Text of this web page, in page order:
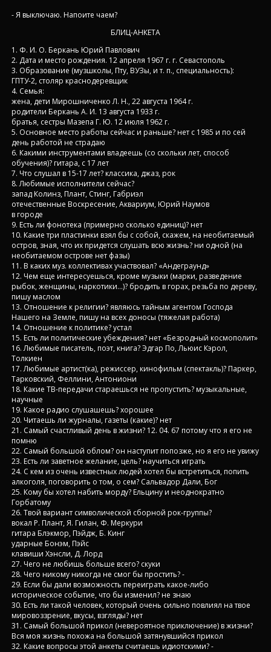
- Я выключаю. Напоите чаем?
БЛИЦ-АНКЕТА
1. Ф. И. О. Беркань Юрий Павлович
2. Дата и место рождения. 12 апреля 1967 г. г. Севастополь
3. Образование (музшколы, Пту, ВУЗы, и т. п., специальность):
ГПТУ-2, столяр краснодеревщик
4. Семья:
жена, дети Мирошниченко Л. Н., 22 августа 1964 г.
родители Беркань А. И. 13 августа 1933 г.
братья, сестры Мазепа Г. Ю. 12 июля 1962 г.
5. Основное место работы сейчас и раньше? нет с 1985 и по сей
день работой не страдаю
6. Какими инструментами владеешь (со скольки лет, способ
обучения)? гитара, с 17 лет
7. Что слушал в 15-17 лет? классика, джаз, рок
8. Любимые исполнители сейчас?
запад Колинз, Плант, Стинг, Габриэл
отечественные Воскресение, Аквариум, Юрий Наумов
в городе
9. Есть ли фонотека (примерно сколько единиц)? нет
10. Какие три пластинки взял бы с собой, скажем, на необитаемый
остров, зная, что их придется слушать всю жизнь? ни одной (на
необитаемом острове нет фазы)
11. В каких муз. коллективах участвовал? «Андеграунд»
12. Чем еще интересуешься, кроме музыки (марки, разведение
рыбок, женщины, наркотики…)? бродить в горах, резьба по дереву,
пишу маслом
13. Отношение к религии? являюсь тайным агентом Господа
Нашего на Земле, пишу на всех доносы (тяжелая работа)
14. Отношение к политике? устал
15. Есть ли политические убеждения? нет «Безродный космополит»
16. Любимые писатель, поэт, книга? Эдгар По, Льюис Кэрол,
Толкиен
17. Любимые артист(ка), режиссер, кинофильм (спектакль)? Паркер,
Тарковский, Феллини, Антониони
18. Какие ТВ-передачи стараешься не пропустить? музыкальные,
научные
19. Какое радио слушашешь? хорошее
20. Читаешь ли журналы, газеты (какие)? нет
21. Самый счастливый день в жизни? 12. 04. 67 потому что я его не
помню
22. Самый большой облом? он наступит попозже, но я его не увижу
23. Есть ли заветное желание, цель? научиться играть
24. С кем из очень известных людей хотел бы встретиться, попить
алкоголя, поговорить о том, о сем? Сальвадор Дали, Бог
25. Кому бы хотел набить морду? Ельцину и неоднократно
Горбатому
26. Твой вариант символической сборной рок-группы?
вокал Р. Плант, Я. Гилан, Ф. Меркури
гитара Блэкмор, Пэйдж, Б. Кинг
ударные Бонэм, Пэйс
клавиши Хэнсли, Д. Лорд
27. Чего не любишь больше всего? скуки
28. Чего никому никогда не смог бы простить? -
29. Если бы дали возможность переиграть какое-либо
историческое событие, что бы изменил? не знаю
30. Есть ли такой человек, который очень сильно повлиял на твое
мировоззрение, вкусы, взгляды? нет
31. Самый большой прикол (невероятное приключение) в жизни?
Вся моя жизнь похожа на большой затянувшийся прикол
32. Какие вопросы этой анкеты считаешь идиотскими? -